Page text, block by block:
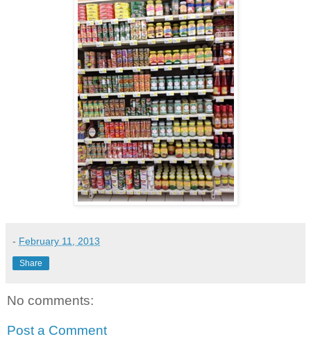
- February 11, 2013
Share
No comments:
Post a Comment